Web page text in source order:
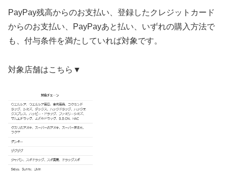
PayPay残高からのお支払い、登録したクレジットカード
からのお支払い、PayPayあと払い、いずれの購入方法で
も、付与条件を満たしていれば対象です。
対象店舗はこちら▼